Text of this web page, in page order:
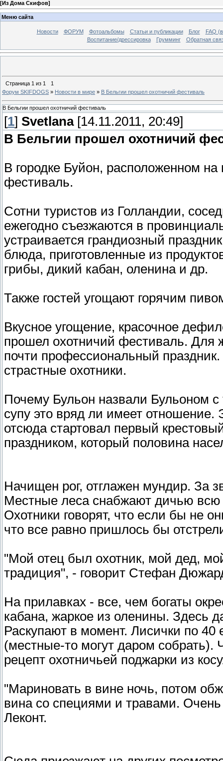
[Из Дома Скифов]
Меню сайта
Новости ФОРУМ Фотоальбомы Статьи и публикации Блог
FAQ
Воспитание/дрессировка
Грумминг Обратная
Страница 1 из 1
1
Форум SKIFDOGS » Новости в мире » В Бельгии прошел охотничий фестиваль
В Бельгии прошел охотничий фестиваль
[1] Svetlana[14.11.2011, 20:49]
В Бельгии прошел охотничий
В городке Буйон, расположенном
фестиваль.
Сотни туристов из Голландии,
ежегодно съезжаются в
устраивается грандиозный
блюда, приготовленные из
грибы, дикий кабан, оленина и др.
Также гостей угощают горячим
Вкусное угощение, красочное
прошел охотничий фестиваль. Для
почти профессиональный
страстные охотники.
Почему Бульон назвали Бульоном с
супу это вряд ли имеет отношение.
отсюда стартовал первый
праздником, который половина
Начищен рог, отглажен мундир. За
Местные леса снабжают дичью
Охотники говорят, что если бы не
что все равно пришлось бы
"Мой отец был охотник, мой дед,
традиция", - говорит Стефан
На прилавках - все, чем богаты
кабана, жаркое из оленины. Здесь
Раскупают в момент. Лисички по 40
(местные-то могут даром собрать).
рецепт охотничьей поджарки из
"Мариновать в вине ночь, потом
вина со специями и травами.
Леконт.